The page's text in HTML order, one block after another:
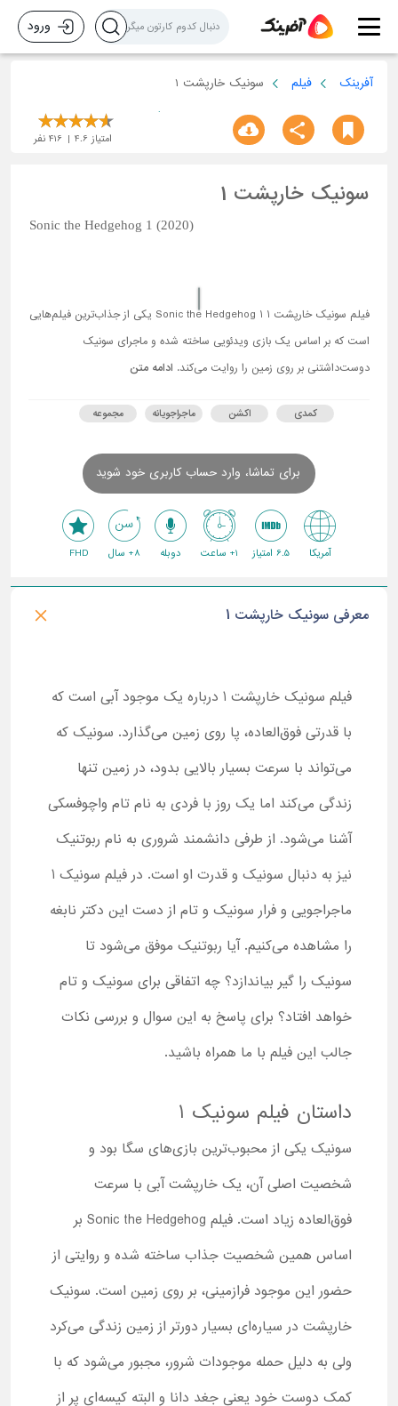
ورود
آفرینک فیلم سونیک خارپشت 1
امتیاز 4.6
416 نفر
سونیک خارپشت 1
Sonic the Hedgehog 1 (2020)
فیلم سونیک خارپشت 1 1 Sonic the Hedgehog یکی از جذاب‌ترین فیلم‌هایی
است که بر اساس یک بازی ویدئویی ساخته شده و ماجرای سونیک
دوست‌داشتنی بر روی زمین را روایت می‌کند. ادامه متن
کمدی اکشن ماجراجویانه مجموعه
برای تماشا، وارد حساب کاربری خود شوید
آمریکا 6.5 امتیاز 1+ ساعت دوبله 8+ سال FHD
معرفی سونیک خارپشت 1
فیلم سونیک خارپشت 1 درباره یک موجود آبی است که
با قدرتی فوق‌العاده، پا روی زمین می‌گذارد. سونیک که
‌می‌تواند با سرعت بسیار بالایی بدود، در زمین تنها
زندگی می‌کند اما یک روز با فردی به نام تام واچوفسکی
آشنا می‌شود. از طرفی دانشمند شروری به نام ربوتنیک
نیز به دنبال سونیک و قدرت او است. در فیلم سونیک 1
ماجراجویی و فرار سونیک و تام از دست این دکتر نابغه
را مشاهده می‌کنیم. آیا ربوتنیک موفق می‌شود تا
سونیک را گیر بیاندازد؟ چه اتفاقی برای سونیک و تام
خواهد افتاد؟ برای پاسخ به این سوال و بررسی نکات
جالب این فیلم با ما همراه باشید.
داستان فیلم سونیک 1
سونیک یکی از محبوب‌ترین بازی‌های سگا بود و
شخصیت اصلی آن، یک خارپشت آبی با سرعت
فوق‌العاده زیاد است. فیلم Sonic the Hedgehog بر
اساس همین شخصیت جذاب ساخته شده و روایتی از
حضور این موجود فرازمینی، بر روی زمین است. سونیک
خارپشت در سیاره‌ای بسیار دورتر از زمین زندگی می‌کرد
ولی به دلیل حمله موجودات شرور، مجبور می‌شود که با
کمک دوست خود یعنی جغد دانا و البته کیسه‌ای پر از